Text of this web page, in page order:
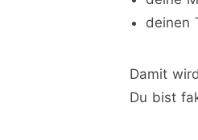
deinen
Damit
Du bist